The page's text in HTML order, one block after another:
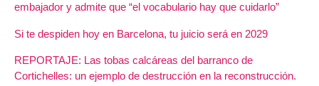
embajador y admite que “el vocabulario hay que cuidarlo”
Si te despiden hoy en Barcelona, tu juicio será en 2029
REPORTAJE: Las tobas calcáreas del barranco de
Cortichelles: un ejemplo de destrucción en la reconstrucción.